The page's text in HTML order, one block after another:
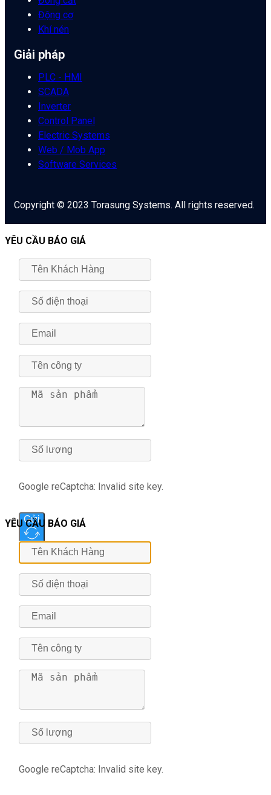
Động cơ
Khí nén
Giải pháp
PLC - HMI
SCADA
Inverter
Control Panel
Electric Systems
Web / Mob App
Software Services
Copyright © 2023 Torasung Systems. All rights reserved.
YÊU CẦU BÁO GIÁ
Google reCaptcha: Invalid site key.
Gửi
YÊU CẦU BÁO GIÁ
Google reCaptcha: Invalid site key.